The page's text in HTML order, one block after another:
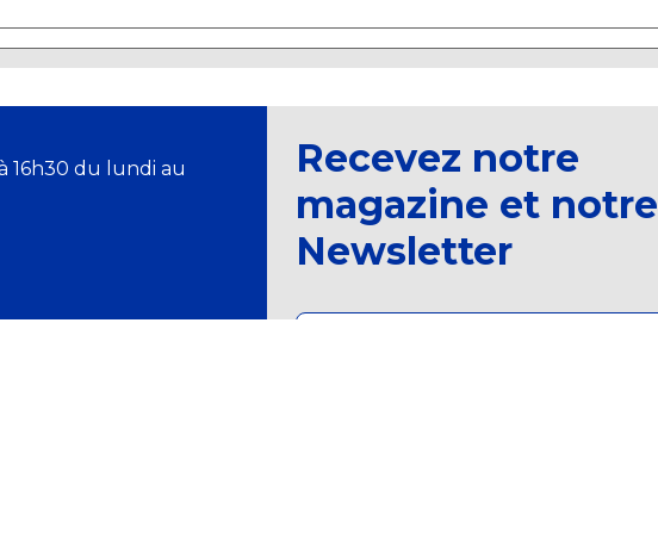
16h30 du lundi au
Recevez notre
magazine et notre
Newsletter